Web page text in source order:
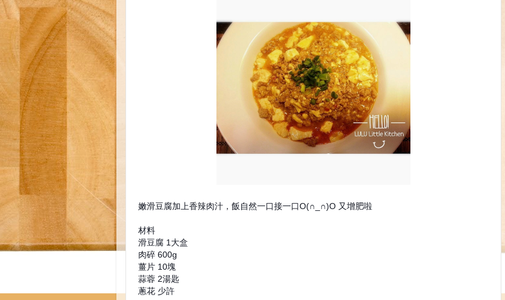
嫩滑豆腐加上香辣肉汁，飯自然一口接一口O(∩_∩)O 又增肥啦
材料
滑豆腐 1大盒
肉碎 600g
薑片 10塊
蒜蓉 2湯匙
蔥花 少許